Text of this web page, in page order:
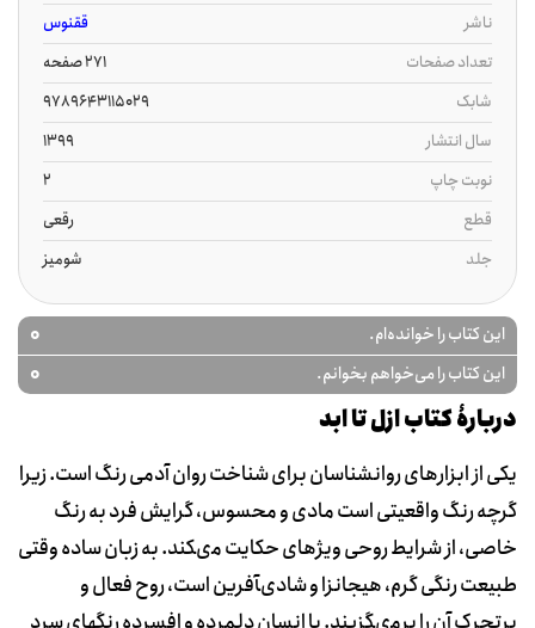
ناشر
ققنوس
تعداد صفحات
271 صفحه
شابک
9789643115029
سال انتشار
1399
نوبت چاپ
2
قطع
رقعی
جلد
شومیز
این کتاب را خوانده‌ام. 0
این کتاب را می‌خواهم بخوانم. 0
دربارۀ کتاب ازل تا ابد
یکى از ابزارهاى روان‏شناسان براى شناخت روان آدمى رنگ است‏. زیرا
گرچه رنگ واقعیتى است مادى و محسوس، گرایش فرد به رنگ
خاصى، از شرایط روحى ویژه‏اى حکایت مى‏کند. به زبان ساده وقتى
طبیعت رنگى گرم، هیجان‏زا و شادى‏آفرین است، روح فعال و